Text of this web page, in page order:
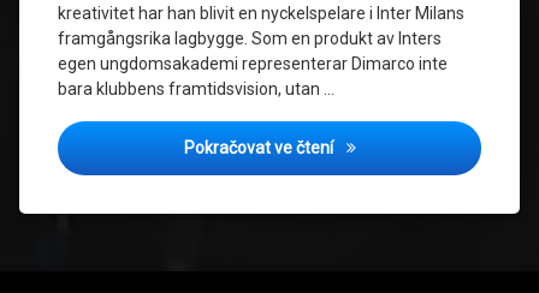
kreativitet har han blivit en nyckelspelare i Inter Milans
framgångsrika lagbygge. Som en produkt av Inters
egen ungdomsakademi representerar Dimarco inte
bara klubbens framtidsvision, utan …
Pokračovat ve čteníFederico Dimarco: Inter